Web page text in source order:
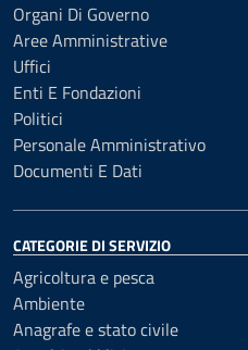
Organi Di Governo
Aree Amministrative
Uffici
Enti E Fondazioni
Politici
Personale Amministrativo
Documenti E Dati
CATEGORIE DI SERVIZIO
Agricoltura e pesca
Ambiente
Anagrafe e stato civile